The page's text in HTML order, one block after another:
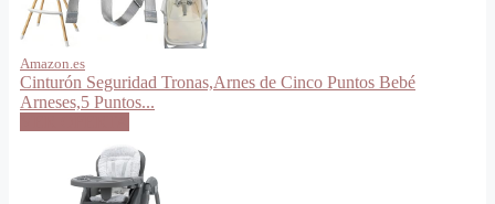
Amazon.es
Cinturón Seguridad Tronas,Arnes de Cinco Puntos Bebé
Arneses,5 Puntos...